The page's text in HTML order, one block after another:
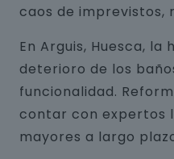
caos de imprevistos,
En Arguis, Huesca,
deterioro de los
funcionalidad.
contar con expertos
mayores a largo